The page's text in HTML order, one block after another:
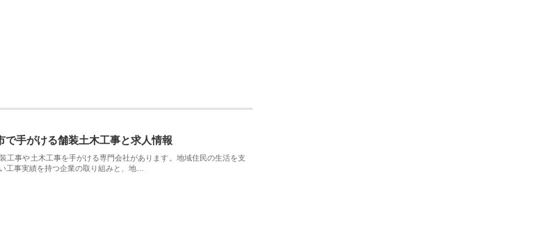
手がける舗装土木工事と求人情報
工事や土木工事を手がける専門会社があります。地域住民の生活を支
工事実績を持つ企業の取り組みと、地…